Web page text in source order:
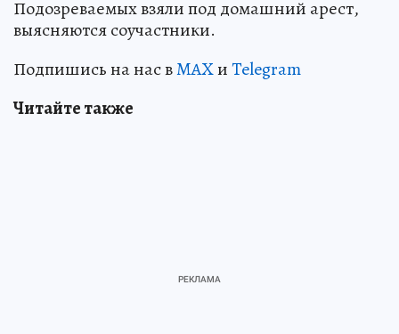
Подозреваемых взяли под домашний арест,
выясняются соучастники.
Подпишись на нас вMAXиTelegram
Читайте также